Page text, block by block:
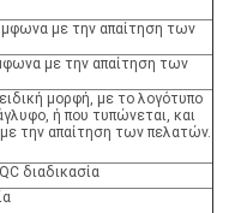
με την απαίτηση των
με την απαίτηση των
μορφή, με το λογότυπο
ή που τυπώνεται, και
την απαίτηση των πελατών.
διαδικασία